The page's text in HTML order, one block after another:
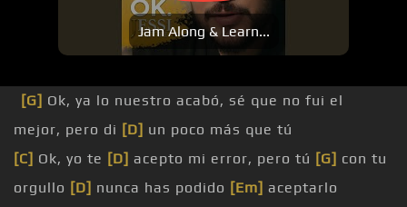
Jam Along & Learn...
[G] Ok, ya lo nuestro acabó, sé que no fui el
mejor, pero di [D] un poco más que tú
[C] Ok, yo te [D] acepto mi error, pero tú [G] con tu
orgullo [D] nunca has podido [Em] aceptarlo